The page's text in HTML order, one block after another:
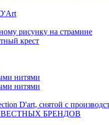
рисунку на страмине
крест
нитями
нитями
D'art, снятой с
БРЕНДОВ